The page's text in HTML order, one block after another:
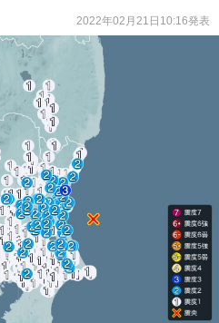
2022年02月21日10:16発表